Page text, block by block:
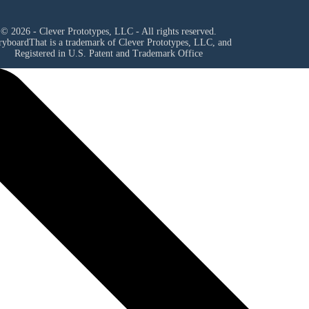
© 2026 - Clever Prototypes, LLC - All rights reserved.
is a trademark of Clever Prototypes, LLC, and
Registered in U.S. Patent and Trademark Office